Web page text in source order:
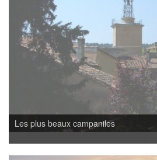
Les plus beaux campaniles